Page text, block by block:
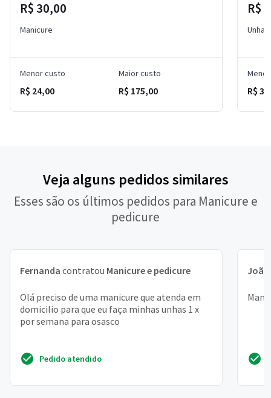
R$ 30,00
Manicure
Menor custo
R$ 24,00
Maior custo
R$ 175,00
R$
Unha
R$
Veja alguns pedidos similares
Esses são os últimos pedidos para Manicure e
pedicure
Fernanda contratou Manicure e pedicure
Olá preciso de uma manicure que atenda em
domicilio para que eu faça minhas unhas 1 x
por semana para osasco
Pedido atendido